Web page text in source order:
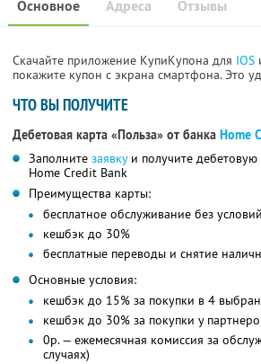
Основное Отзывы
Адреса
Скачайте приложение КупиКупона для IOS
покажите купон с экрана смартфона. Это
ЧТО ВЫ ПОЛУЧИТЕ
Дебетовая карта «Польза» от банка Home
Заполните заявкуи получите дебетовую
Home Credit Bank
Преимущества карты:
бесплатное обслуживание без условий
кешбэк до 30%
бесплатные переводы и снятие
Основные условия:
кешбэк до 15% за покупки в 4
кешбэк до 30% за покупки у
0р. — ежемесячная комиссия за
случаях)